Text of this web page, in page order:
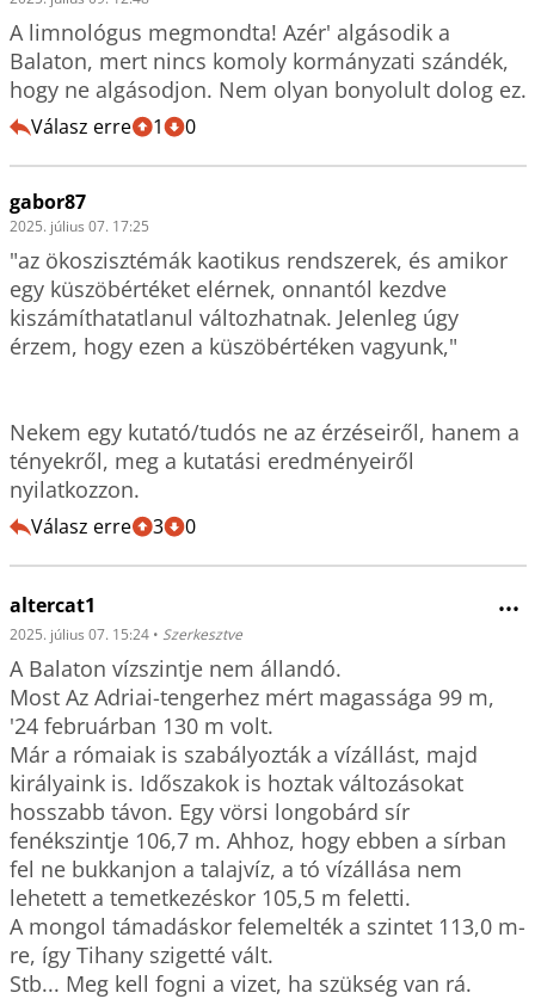
A limnológus megmondta! Azér' algásodik a
Balaton, mert nincs komoly kormányzati szándék,
Válasz erre 1 0
gabor87
2025. július 07. 17:25
"az ökoszisztémák kaotikus rendszerek, és amikor
egy küszöbértéket elérnek, onnantól kezdve
kiszámíthatatlanul változhatnak. Jelenleg úgy
érzem, hogy ezen a küszöbértéken vagyunk,"
Nekem egy kutató/tudós ne az érzéseiről, hanem a
tényekről, meg a kutatási eredményeiről
nyilatkozzon.
Válasz erre 3 0
altercat1 •••
2025. július 07. 15:24 • Szerkesztve
A Balaton vízszintje nem állandó.
Most Az Adriai-tengerhez mért magassága 99 m,
'24 februárban 130 m volt.
Már a rómaiak is szabályozták a vízállást, majd
királyaink is. Időszakok is hoztak változásokat
hosszabb távon. Egy vörsi longobárd sír
fenékszintje 106,7 m. Ahhoz, hogy ebben a sírban
fel ne bukkanjon a talajvíz, a tó vízállása nem
lehetett a temetkezéskor 105,5 m feletti.
A mongol támadáskor felemelték a szintet 113,0 m-
re, így Tihany szigetté vált.
Stb... Meg kell fogni a vizet, ha szükség van rá.